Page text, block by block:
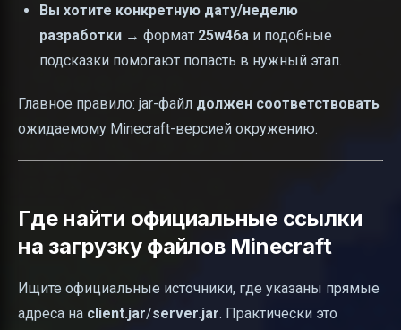
Вы хотите конкретную дату/неделю
разработки → формат 25w46a и подобные
подсказки помогают попасть в нужный этап.
Главное правило: jar-файл должен соответствовать
ожидаемому Minecraft-версией окружению.
Где найти официальные ссылки
на загрузку файлов Minecraft
Ищите официальные источники, где указаны прямые
адреса на client.jar/server.jar. Практически это